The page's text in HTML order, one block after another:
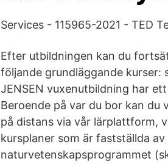
Services - 115965-2021 - TED
Efter utbildningen kan du
följande grundläggande kurser:
JENSEN vuxenutbildning har
Beroende på var du bor kan du
på distans via vår lärplattform,
kursplaner som är fastställda
naturvetenskapsprogrammet